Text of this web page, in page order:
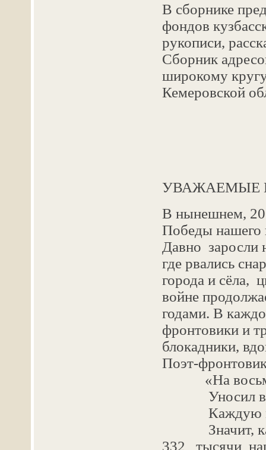
В сборнике
фондов
рукописи,
Сборник
широкому
Кемеровской
УВАЖАЕМЫЕ
В нынешнем,
Победы нашего
Давно заросли
где рвались
города и сёла,
войне
годами. В
фронтовики и
блокадники,
Поэт-
«На восьми
Уносил
Каждую
Значит,
332 тысячи